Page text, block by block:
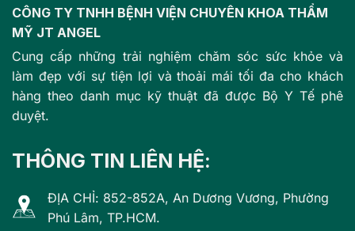
CÔNG TY TNHH BỆNH VIỆN CHUYÊN KHOA THẨM
MỸ JT ANGEL
Cung cấp những trải nghiệm chăm sóc sức khỏe và
làm đẹp với sự tiện lợi và thoải mái tối đa cho khách
hàng theo danh mục kỹ thuật đã được Bộ Y Tế phê
duyệt.
THÔNG TIN LIÊN HỆ:
ĐỊA CHỈ: 852-852A, An Dương Vương, Phường
Phú Lâm, TP.HCM.